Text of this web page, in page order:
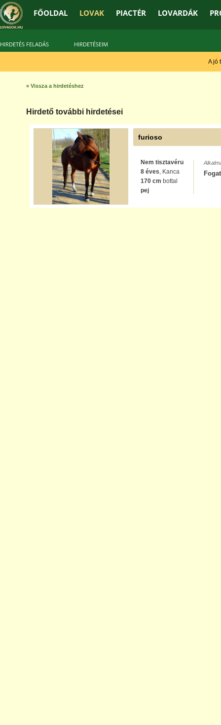
FŐOLDAL LOVAK PIACTÉR LOVARDÁK
HIRDETÉS FELADÁS HIRDETÉSEIM
A jó
« Vissza a hirdetéshez
Hirdető további hirdetései
furioso
Nem tisztavéru
8 éves, Kanca
170 cm bottal
pej